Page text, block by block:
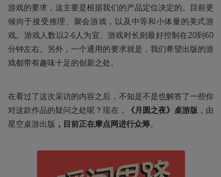
游戏的要求，这主要是根据我们的产品定位决定的。目前更
倾向于接受推理、聚会游戏，以及中等和小体量的美式游
戏。游戏人数以2-6人为宜、游戏时长则最好控制在20到60
分钟左右。另外，一个通用的要求就是，我们希望出版的游
戏都带有趣味十足的创新之处。
在看过了这次采访的内容之后，不知是不是也解答了一些你
对这款作品的疑问之处呢？现在，
《月圆之夜》桌游版 ，由
星空桌游出版 ，目前正在摩点网进行众筹。